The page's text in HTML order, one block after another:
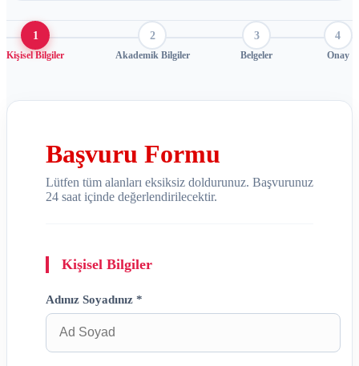
1
Kişisel Bilgiler
2
Akademik Bilgiler
3
Belgeler
4
Onay
Başvuru Formu
Lütfen tüm alanları eksiksiz doldurunuz. Başvurunuz
24 saat içinde değerlendirilecektir.
Kişisel Bilgiler
Adınız Soyadınız *